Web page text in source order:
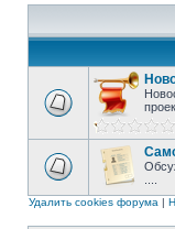
Удалить cookies форума |